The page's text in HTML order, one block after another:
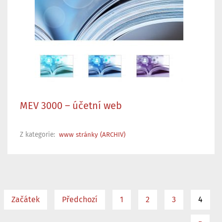
MEV 3000 – účetní web
Z kategorie: www stránky (ARCHIV)
Začátek Předchozí 1 2 3 4